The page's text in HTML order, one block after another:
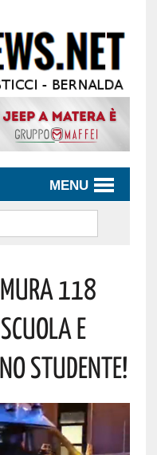
MENU
118
E
Studente!